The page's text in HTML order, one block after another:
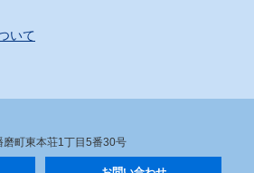
いて
磨町東本荘1丁目5番30号